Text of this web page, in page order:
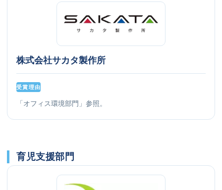
株式会社サカタ製作所
受賞理由
「オフィス環境部門」参照。
育児支援部門